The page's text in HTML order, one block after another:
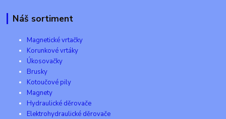
Náš sortiment
Magnetické vrtačky
Korunkové vrtáky
Úkosovačky
Brusky
Kotoučové pily
Magnety
Hydraulické děrovače
Elektrohydraulické děrovače